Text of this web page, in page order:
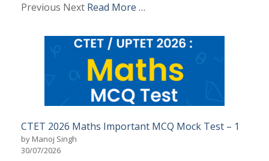
Previous Next Read More …
CTET 2026 Maths Important MCQ Mock Test – 1
by Manoj Singh
30/07/2026